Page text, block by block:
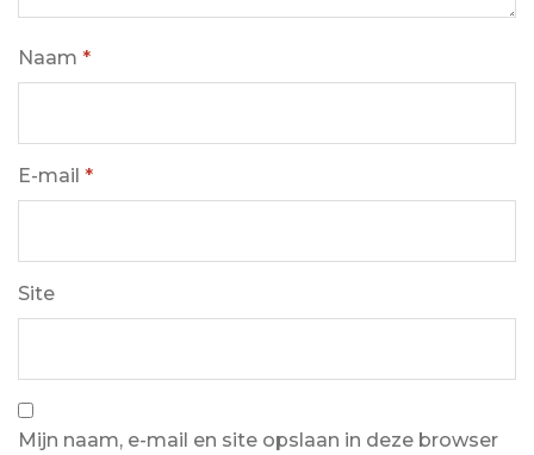
Naam *
E-mail *
Site
Mijn naam, e-mail en site opslaan in deze browser